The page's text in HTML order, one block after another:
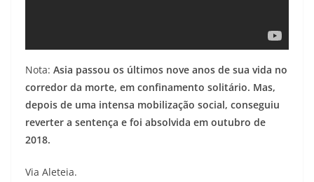
Nota: Asia passou os últimos nove anos de sua vida no
corredor da morte, em confinamento solitário. Mas,
depois de uma intensa mobilização social, conseguiu
reverter a sentença e foi absolvida em outubro de
2018.
Via Aleteia.